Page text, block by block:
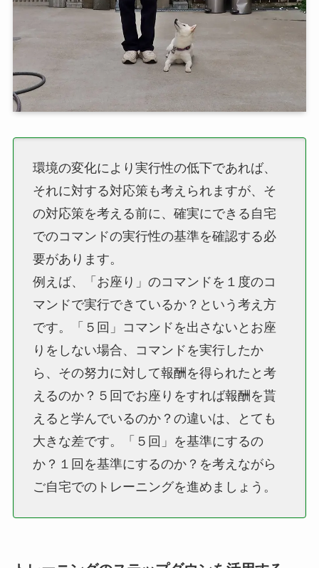
環境の変化により実行性の低下であれば、
それに対する対応策も考えられますが、そ
の対応策を考える前に、確実にできる自宅
でのコマンドの実行性の基準を確認する必
要があります。
例えば、「お座り」のコマンドを１度のコ
マンドで実行できているか？という考え方
です。「５回」コマンドを出さないとお座
りをしない場合、コマンドを実行したか
ら、その努力に対して報酬を得られたと考
えるのか？５回でお座りをすれば報酬を貰
えると学んでいるのか？の違いは、とても
大きな差です。「５回」を基準にするの
か？１回を基準にするのか？を考えながら
ご自宅でのトレーニングを進めましょう。